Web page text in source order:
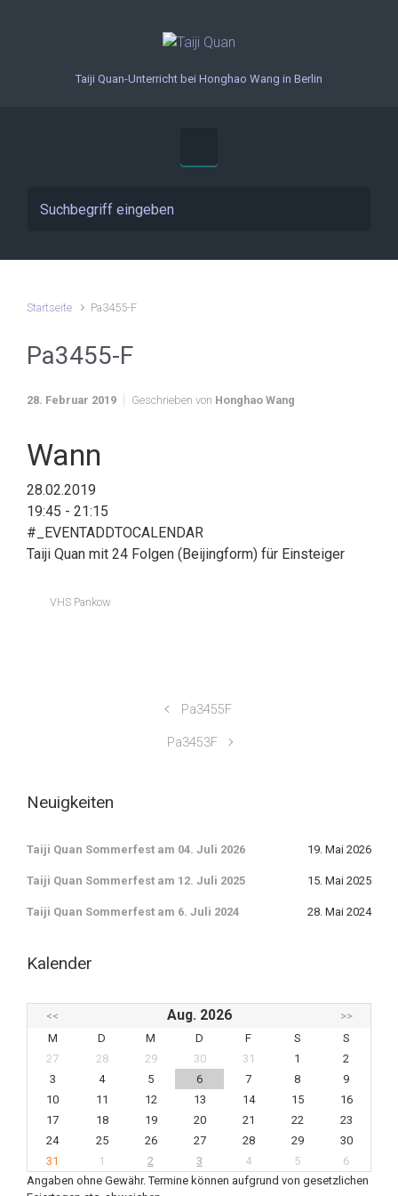
Taiji Quan-Unterricht bei Honghao Wang in Berlin
Startseite Pa3455-F
Pa3455-F
28. Februar 2019 Geschrieben von Honghao Wang
Wann
28.02.2019
19:45 - 21:15
#_EVENTADDTOCALENDAR
Taiji Quan mit 24 Folgen (Beijingform) für Einsteiger
VHS Pankow
Pa3455F
Pa3453F
Neuigkeiten
Taiji Quan Sommerfest am 04. Juli 2026 19. Mai 2026
Taiji Quan Sommerfest am 12. Juli 2025 15. Mai 2025
Taiji Quan Sommerfest am 6. Juli 2024 28. Mai 2024
Kalender
<< Aug. 2026
>>
M
D M D F S
S
27
28 29 30 31 1
2
3
4 5 6 7 8
9
10
11 12 13 14 15
16
17
18 19 20 21 22
23
24
25 26 27 28 29
30
31
1 2 3 4 5
6
Angaben ohne Gewähr. Termine können aufgrund von gesetzlichen